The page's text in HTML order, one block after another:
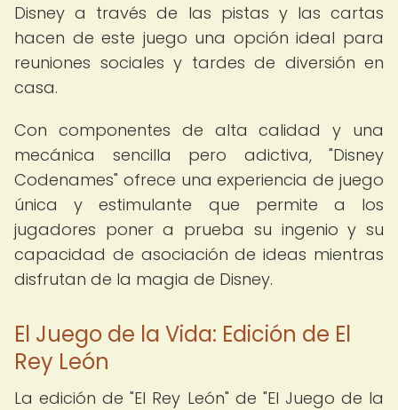
Disney a través de las pistas y las cartas
hacen de este juego una opción ideal para
reuniones sociales y tardes de diversión en
casa.
Con componentes de alta calidad y una
mecánica sencilla pero adictiva, "Disney
Codenames" ofrece una experiencia de juego
única y estimulante que permite a los
jugadores poner a prueba su ingenio y su
capacidad de asociación de ideas mientras
disfrutan de la magia de Disney.
El Juego de la Vida: Edición de El
Rey León
La edición de "El Rey León" de "El Juego de la